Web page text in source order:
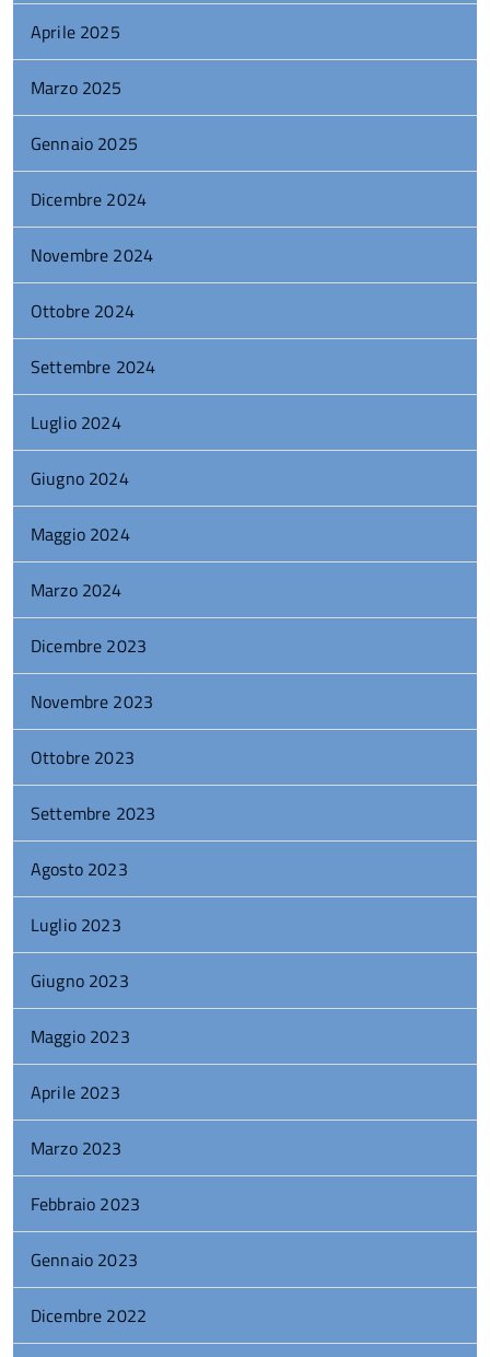
Aprile 2025
Marzo 2025
Gennaio 2025
Dicembre 2024
Novembre 2024
Ottobre 2024
Settembre 2024
Luglio 2024
Giugno 2024
Maggio 2024
Marzo 2024
Dicembre 2023
Novembre 2023
Ottobre 2023
Settembre 2023
Agosto 2023
Luglio 2023
Giugno 2023
Maggio 2023
Aprile 2023
Marzo 2023
Febbraio 2023
Gennaio 2023
Dicembre 2022